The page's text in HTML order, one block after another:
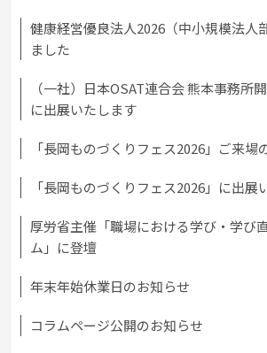
健康経営優良法人2026（中小規模法人
ました
（一社）日本OSAT連合会 熊本事務所
に出展いたします
「長岡ものづくりフェス2026」ご来場
「長岡ものづくりフェス2026」に出展
厚労省主催「職場における学び・学び
ム」に登壇
年末年始休業日のお知らせ
コラムページ公開のお知らせ